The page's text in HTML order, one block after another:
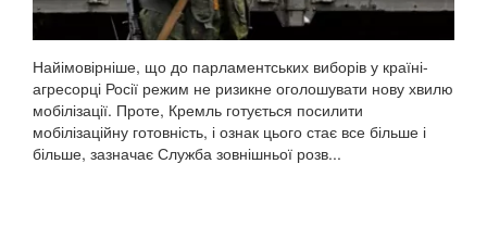
Найімовірніше, що до парламентських виборів у країні-
агресорці Росії режим не ризикне оголошувати нову хвилю
мобілізації. Проте, Кремль готується посилити
мобілізаційну готовність, і ознак цього стає все більше і
більше, зазначає Служба зовнішньої розв...